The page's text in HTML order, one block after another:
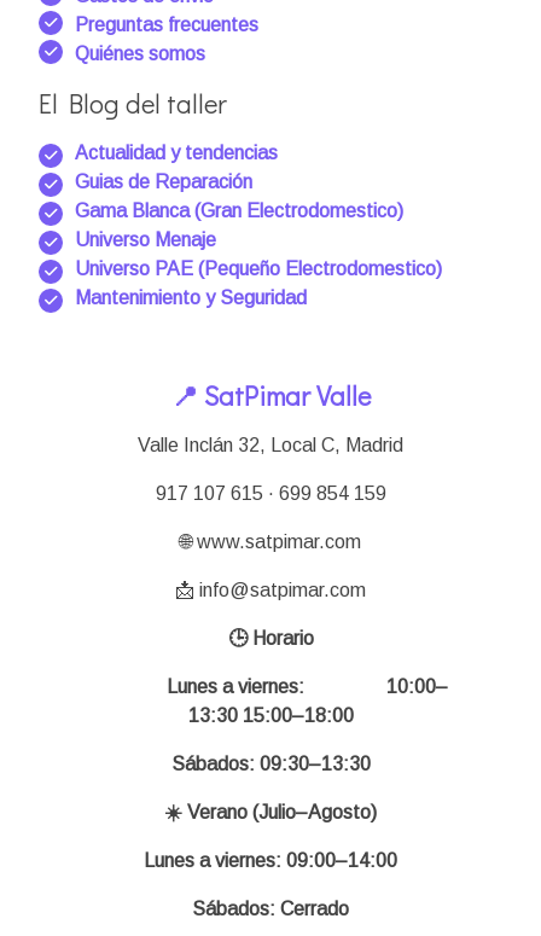
Preguntas frecuentes
Quiénes somos
El Blog del taller
Actualidad y tendencias
Guias de Reparación
Gama Blanca (Gran Electrodomestico)
Universo Menaje
Universo PAE (Pequeño Electrodomestico)
Mantenimiento y Seguridad
📍 SatPimar Valle
Valle Inclán 32, Local C, Madrid
917 107 615 · 699 854 159
🌐 www.satpimar.com
📩 info@satpimar.com
🕒 Horario
Lunes a viernes:
10:00–
13:30 15:00–18:00
Sábados: 09:30–13:30
☀️ Verano (Julio–Agosto)
Lunes a viernes: 09:00–14:00
Sábados: Cerrado